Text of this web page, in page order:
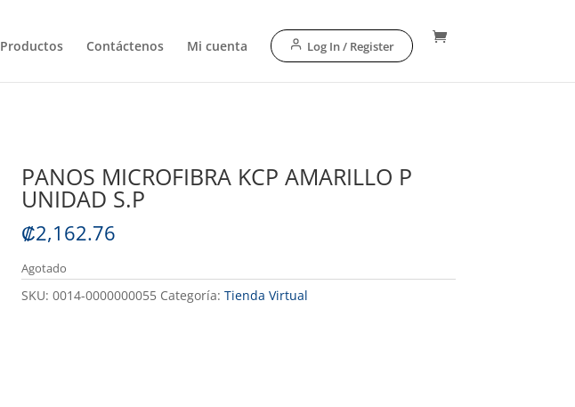
Productos Contáctenos Mi cuenta Log In / Register
PANOS MICROFIBRA KCP AMARILLO P
UNIDAD S.P
₡2,162.76
Agotado
SKU: 0014-0000000055 Categoría: Tienda Virtual